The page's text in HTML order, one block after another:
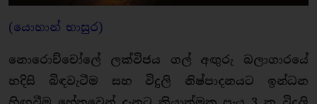
(යොහාන් භාසුර)
නොරොච්චෝලේ ලක්විජය ගල් අඟුරු බලාගාරයේ
හදිසි බිඳවැටීම සහ විදුලි නිෂ්පාදනයට ඉන්ධන